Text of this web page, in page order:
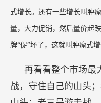
者面对太多选择时，
打赢的是消费心智的
在这个阶段，企业首先
消费的心智首选你可以五新
品、新场景、新渠道、新人
进入饱和状态后还可以拓品